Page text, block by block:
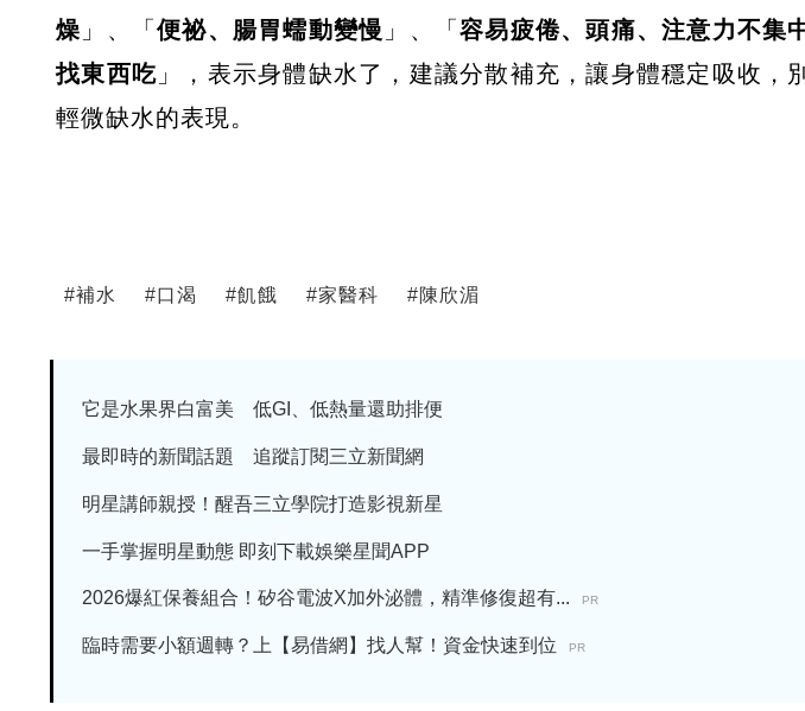
燥 」、「便祕、腸胃蠕動變慢 」、「容易疲倦、頭痛、注意力不集
找東西吃 」，表示身體缺水了，建議分散補充，讓身體穩定吸收，
輕微缺水的表現。
#補水 #口渴 #飢餓 #家醫科 #陳欣湄
它是水果界白富美 低GI、低熱量還助排便
最即時的新聞話題 追蹤訂閱三立新聞網
明星講師親授！醒吾三立學院打造影視新星
一手掌握明星動態 即刻下載娛樂星聞APP
2026爆紅保養組合！矽谷電波X加外泌體，精準修復超有... PR
臨時需要小額週轉？上【易借網】找人幫！資金快速到位 PR